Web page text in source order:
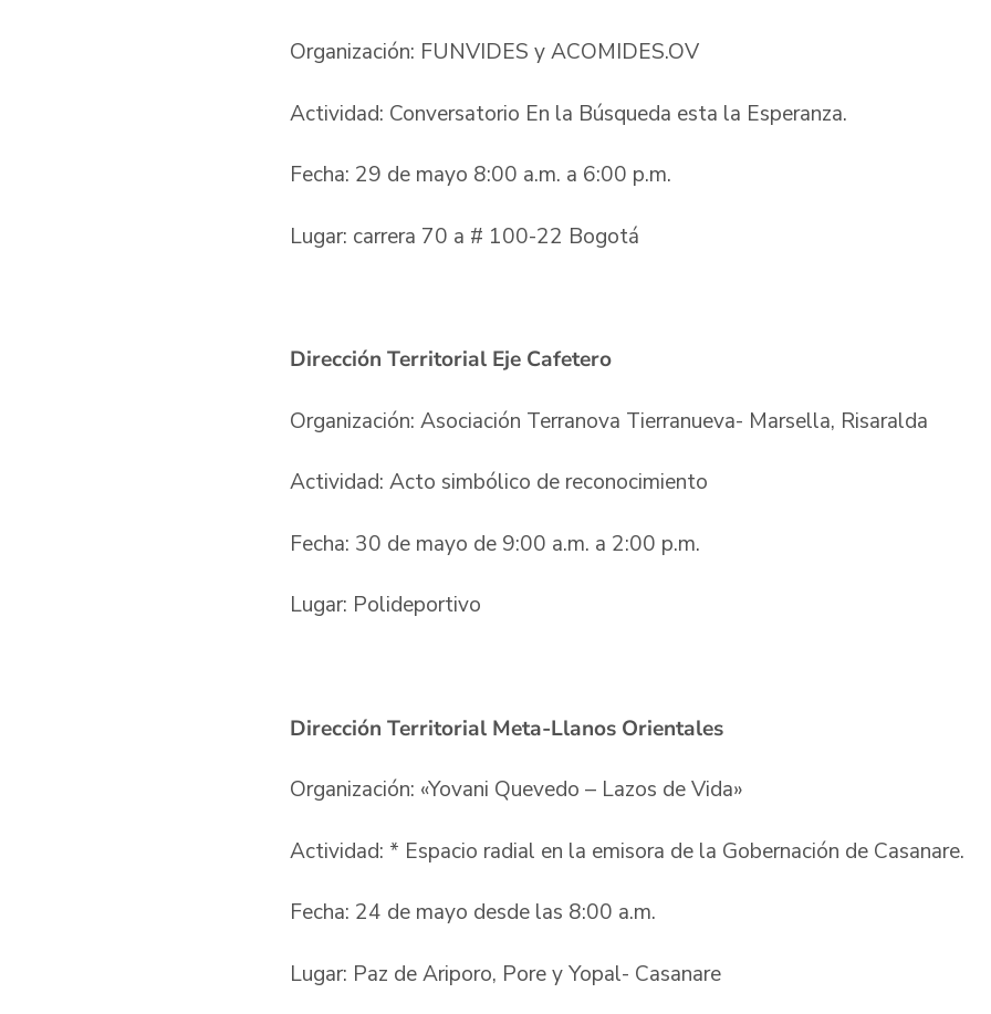
Organización: FUNVIDES y ACOMIDES.OV
Actividad: Conversatorio En la Búsqueda esta la Esperanza.
Fecha: 29 de mayo 8:00 a.m. a 6:00 p.m.
Lugar: carrera 70 a # 100-22 Bogotá
Dirección Territorial Eje Cafetero
Organización: Asociación Terranova Tierranueva- Marsella, Risaralda
Actividad: Acto simbólico de reconocimiento
Fecha: 30 de mayo de 9:00 a.m. a 2:00 p.m.
Lugar: Polideportivo
Dirección Territorial Meta-Llanos Orientales
Organización: «Yovani Quevedo – Lazos de Vida»
Actividad: * Espacio radial en la emisora de la Gobernación de Casanare.
Fecha: 24 de mayo desde las 8:00 a.m.
Lugar: Paz de Ariporo, Pore y Yopal- Casanare